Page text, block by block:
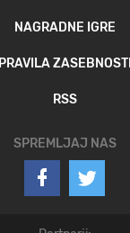
NAGRADNE IGRE
PRAVILA ZASEBNOSTI
RSS
SPREMLJAJ NAS